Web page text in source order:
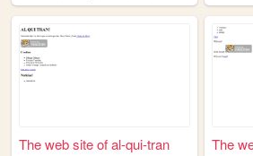
The web site of al-qui-tran The